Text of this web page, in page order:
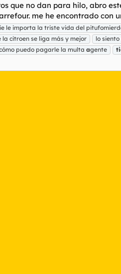
que no dan para hilo, abro
me he encontrado con
le importa la triste vida del
la citroen se liga más y mejor lo
puedo pagarle la multa agente